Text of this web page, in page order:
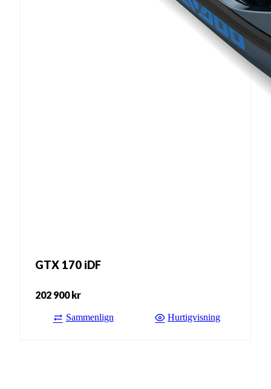
GTX 170 iDF
202 900kr
Sammenlign Hurtigvisning